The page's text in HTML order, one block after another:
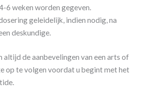
6 weken worden gegeven.
geleidelijk, indien nodig, na
deskundige.
altijd de aanbevelingen van een arts of
op te volgen voordat u begint met het